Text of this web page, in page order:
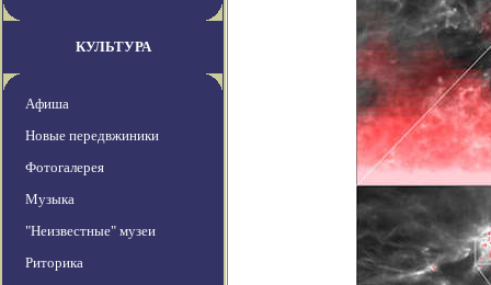
КУЛЬТУРА
Афиша
Новые передвжиники
Фотогалерея
Музыка
"Неизвестные" музеи
Риторика